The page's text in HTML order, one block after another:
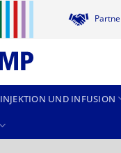
INJEKTION UND INFUSION